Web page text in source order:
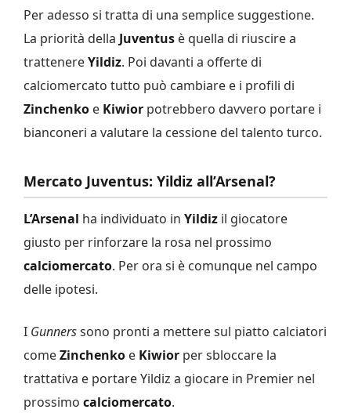
Per adesso si tratta di una semplice suggestione.
La priorità della Juventus è quella di riuscire a
trattenereYildiz. Poi davanti a offerte di
calciomercato tutto può cambiare e i profili di
Zinchenko e Kiwior potrebbero davvero portare i
bianconeri a valutare la cessione del talento turco.
Mercato Juventus: Yildiz all’Arsenal?
L’Arsenal ha individuato in Yildiz il giocatore
giusto per rinforzare la rosa nel prossimo
calciomercato. Per ora si è comunque nel campo
delle ipotesi.
I Gunnerssono pronti a mettere sul piatto calciatori
comeZinchenko e Kiwior per sbloccare la
trattativa e portare Yildiz a giocare in Premier nel
prossimo calciomercato.